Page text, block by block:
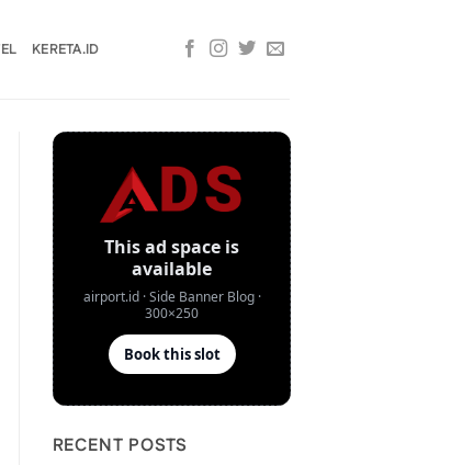
KERETA.ID
RECENT POSTS